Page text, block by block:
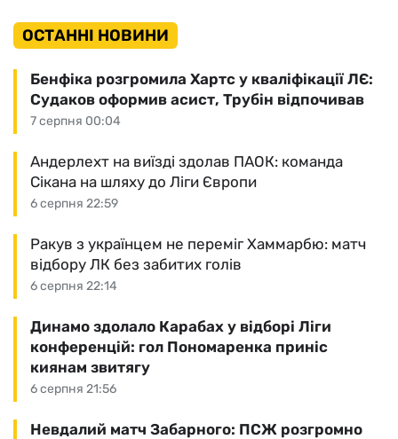
ОСТАННІ НОВИНИ
7 серпня 00:04
Бенфіка розгромила Хартс у кваліфікації ЛЄ:
Судаков оформив асист, Трубін відпочивав
6 серпня 22:59
Андерлехт на виїзді здолав ПАОК: команда
Сікана на шляху до Ліги Європи
6 серпня 22:14
Ракув з українцем не переміг Хаммарбю: матч
відбору ЛК без забитих голів
6 серпня 21:56
Динамо здолало Карабах у відборі Ліги
конференцій: гол Пономаренка приніс
киянам звитягу
Невдалий матч Забарного: ПСЖ розгромно